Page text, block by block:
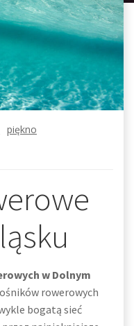
piękno
w Dolnym
rowerowych
bogatą sieć